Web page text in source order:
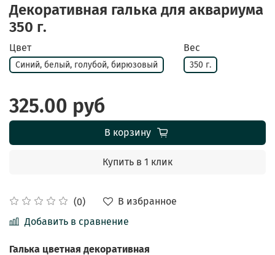
Декоративная галька для аквариума
350 г.
(0)
В избранное
Добавить в сравнение
Цвет
Синий, белый, голубой, бирюзовый
Вес
350 г.
325.00 руб
В корзину
Купить в 1 клик
Галька цветная декоративная